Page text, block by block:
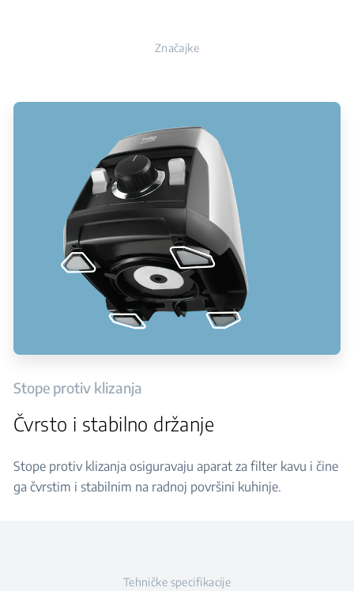
Značajke
Stope protiv klizanja
Čvrsto i stabilno držanje
Stope protiv klizanja osiguravaju aparat za filter kavu i čine
ga čvrstim i stabilnim na radnoj površini kuhinje.
Tehničke specifikacije